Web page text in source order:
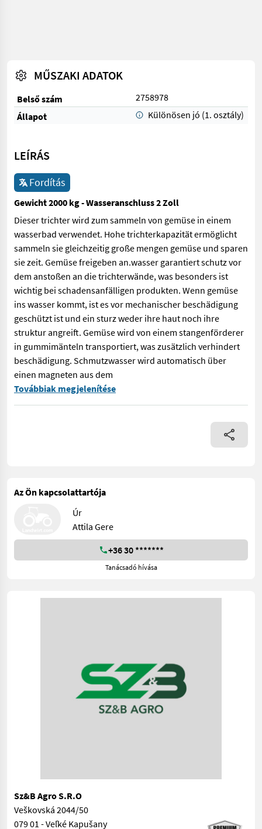
MŰSZAKI ADATOK
Belső szám
2758978
Állapot
Különösen jó (1. osztály)
LEÍRÁS
Fordítás
Gewicht 2000 kg - Wasseranschluss 2 Zoll
Dieser trichter wird zum sammeln von gemüse in einem
wasserbad verwendet. Hohe trichterkapazität ermöglicht
sammeln sie gleichzeitig große mengen gemüse und sparen
sie zeit. Gemüse freigeben an.wasser garantiert schutz vor
dem anstoßen an die trichterwände, was besonders ist
wichtig bei schadensanfälligen produkten. Wenn gemüse
ins wasser kommt, ist es vor mechanischer beschädigung
geschützt ist und ein sturz weder ihre haut noch ihre
struktur angreift. Gemüse wird von einem stangenförderer
in gummimänteln transportiert, was zusätzlich verhindert
beschädigung. Schmutzwasser wird automatisch über
einen magneten aus dem
Dieser trichter wird zum sammeln von gemüse in einem
Továbbiak megjelenítése
Az Ön kapcsolattartója
Úr
Attila Gere
+36 30 *******
Tanácsadó hívása
Sz&B Agro S.R.O
Veškovská 2044/50
079 01 - Veľké Kapušany